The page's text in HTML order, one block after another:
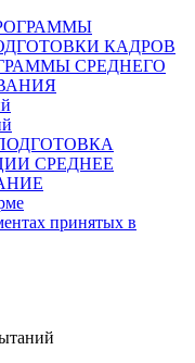
КАДРОВ
СРЕДНЕГО
СРЕДНЕЕ
принятых в